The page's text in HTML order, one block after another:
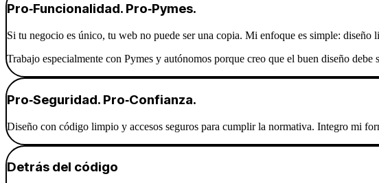
Pro‑Funcionalidad. Pro‑Pymes.
Si tu negocio es único, tu web no puede ser una copia. Mi enfoque es simple: diseño
Trabajo especialmente con Pymes y autónomos porque creo que el buen diseño
Pro‑Seguridad. Pro‑Confianza.
Diseño con código limpio y accesos seguros para cumplir la normativa. Integro mi
Detrás del código